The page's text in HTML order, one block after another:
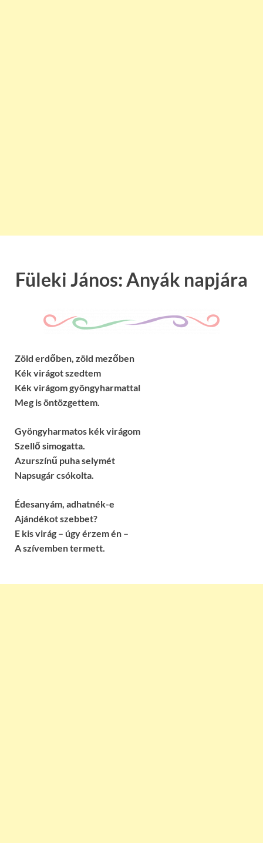
Füleki János: Anyák napjára
Zöld erdőben, zöld mezőben
Kék virágot szedtem
Kék virágom gyöngyharmattal
Meg is öntözgettem.
Gyöngyharmatos kék virágom
Szellő simogatta.
Azurszínű puha selymét
Napsugár csókolta.
Édesanyám, adhatnék-e
Ajándékot szebbet?
E kis virág – úgy érzem én –
A szívemben termett.